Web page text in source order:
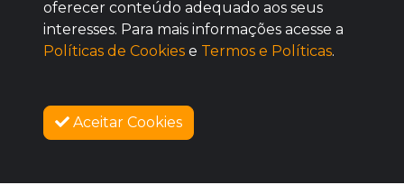
SOBRE NÓS
oferecer conteúdo adequado aos seus
interesses. Para mais informações acesse a
Políticas de Cookies e Termos e Políticas.
Aceitar Cookies